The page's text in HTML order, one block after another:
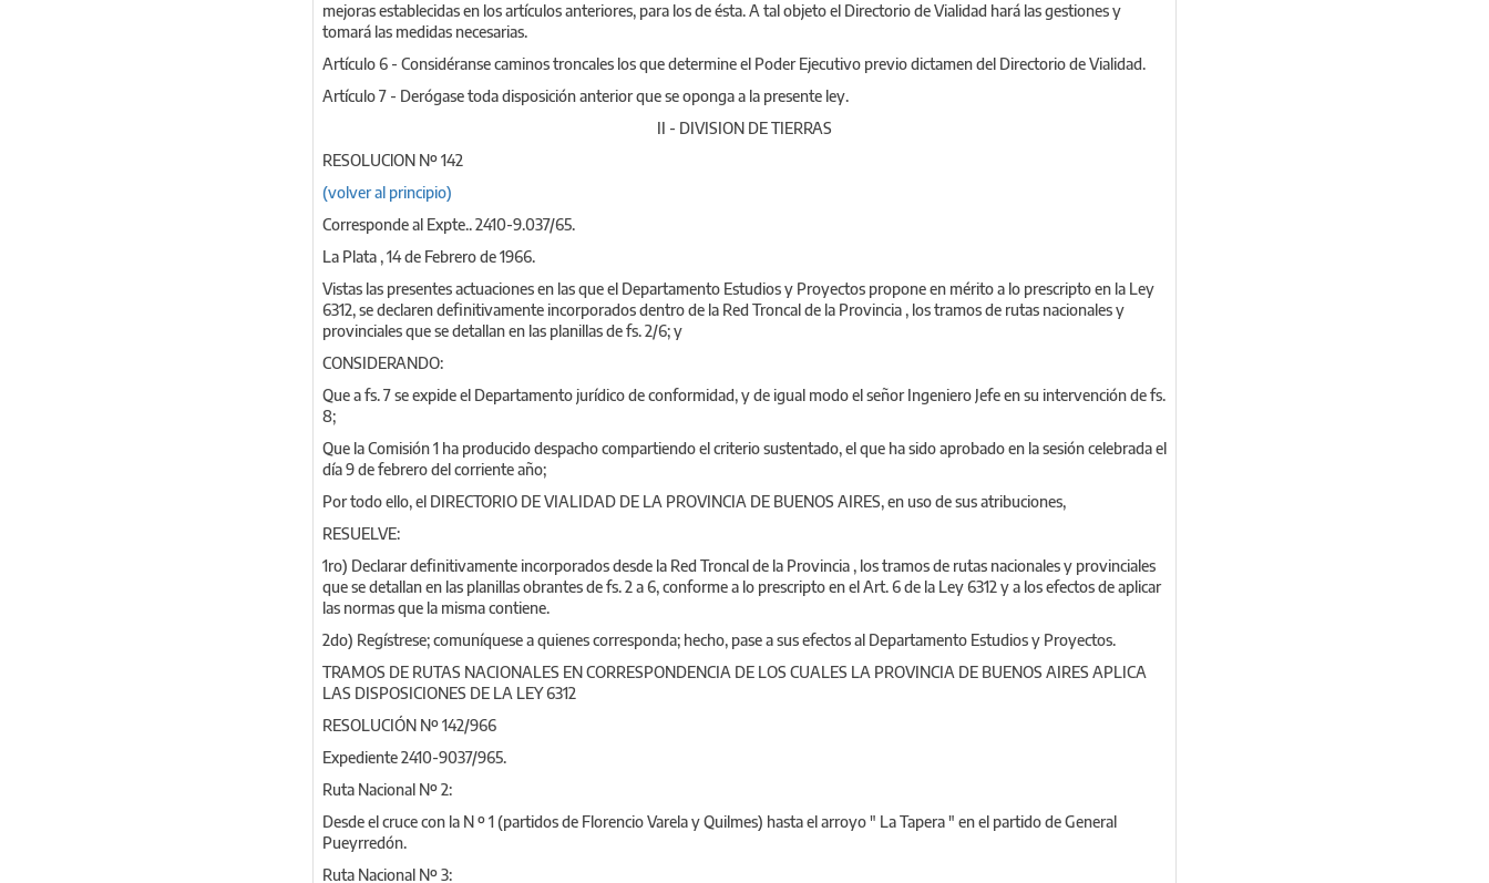
mejoras establecidas en los artículos anteriores, para los de ésta. A tal objeto el Directorio de Vialidad hará las gestiones y
tomará las medidas necesarias.
Artículo 6 - Considéranse caminos troncales los que determine el Poder Ejecutivo previo dictamen del Directorio de Vialidad.
Artículo 7 - Derógase toda disposición anterior que se oponga a la presente ley.
II - DIVISION DE TIERRAS
RESOLUClON Nº 142
(volver al principio)
Corresponde al Expte.. 2410-9.037/65.
La Plata , 14 de Febrero de 1966.
Vistas las presentes actuaciones en las que el Departamento Estudios y Proyectos propone en mérito a lo prescripto en la Ley
6312, se declaren definitivamente incorporados dentro de la Red Troncal de la Provincia , los tramos de rutas nacionales y
provinciales que se detallan en las planillas de fs. 2/6; y
CONSIDERANDO:
Que a fs. 7 se expide el Departamento jurídico de conformidad, y de igual modo el señor Ingeniero Jefe en su intervención de fs.
8;
Que la Comisión 1 ha producido despacho compartiendo el criterio sustentado, el que ha sido aprobado en la sesión celebrada el
día 9 de febrero del corriente año;
Por todo ello, el DIRECTORIO DE VIALIDAD DE LA PROVINCIA DE BUENOS AIRES, en uso de sus atribuciones,
RESUELVE:
1ro) Declarar definitivamente incorporados desde la Red Troncal de la Provincia , los tramos de rutas nacionales y provinciales
que se detallan en las planillas obrantes de fs. 2 a 6, conforme a lo prescripto en el Art. 6 de la Ley 6312 y a los efectos de aplicar
las normas que la misma contiene.
2do) Regístrese; comuníquese a quienes corresponda; hecho, pase a sus efectos al Departamento Estudios y Proyectos.
TRAMOS DE RUTAS NACIONALES EN CORRESPONDENCIA DE LOS CUALES LA PROVINCIA DE BUENOS AIRES APLICA
LAS DISPOSICIONES DE LA LEY 6312
RESOLUCIÓN Nº 142/966
Expediente 2410-9037/965.
Ruta Nacional Nº 2:
Desde el cruce con la N º 1 (partidos de Florencio Varela y Quilmes) hasta el arroyo " La Tapera " en el partido de General
Pueyrredón.
Ruta Nacional Nº 3: